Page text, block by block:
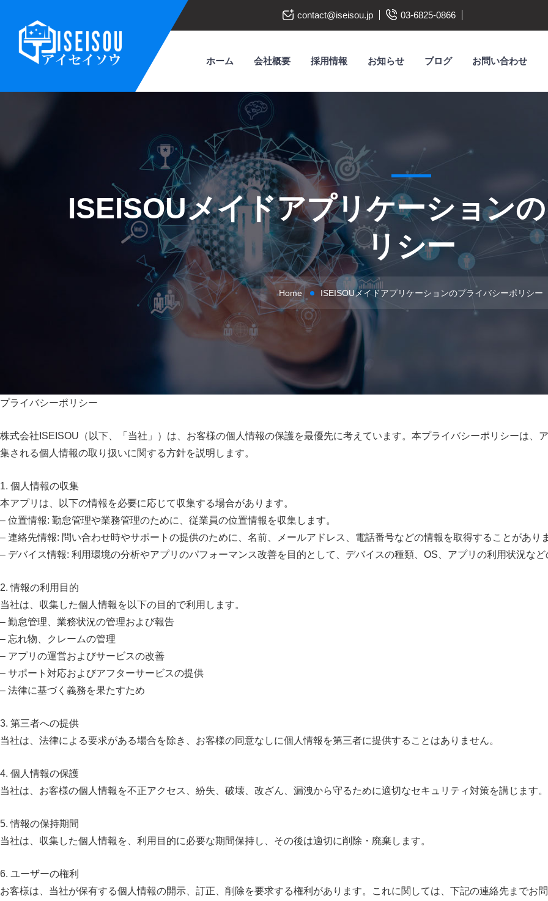
contact@iseisou.jp 03-6825-0866
ホーム 会社概要 採用情報 お知らせ ブログ お問い合わせ
ISEISOUメイドアプリケーション
リシー
Home ISEISOUメイドアプリケーションのプライバシーポリシー
プライバシーポリシー
株式会社ISEISOU（以下、「当社」）は、お客様の個人情報の保護を最優先に考えています。本プライバシーポリシーは、
集される個人情報の取り扱いに関する方針を説明します。
1. 個人情報の収集
本アプリは、以下の情報を必要に応じて収集する場合があります。
– 位置情報: 勤怠管理や業務管理のために、従業員の位置情報を収集します。
– 連絡先情報: 問い合わせ時やサポートの提供のために、名前、メールアドレス、電話番号などの情報を取得することがあり
– デバイス情報: 利用環境の分析やアプリのパフォーマンス改善を目的として、デバイスの種類、OS、アプリの利用状況など
2. 情報の利用目的
当社は、収集した個人情報を以下の目的で利用します。
– 勤怠管理、業務状況の管理および報告
– 忘れ物、クレームの管理
– アプリの運営およびサービスの改善
– サポート対応およびアフターサービスの提供
– 法律に基づく義務を果たすため
3. 第三者への提供
当社は、法律による要求がある場合を除き、お客様の同意なしに個人情報を第三者に提供することはありません。
4. 個人情報の保護
当社は、お客様の個人情報を不正アクセス、紛失、破壊、改ざん、漏洩から守るために適切なセキュリティ対策を講じます。
5. 情報の保持期間
当社は、収集した個人情報を、利用目的に必要な期間保持し、その後は適切に削除・廃棄します。
6. ユーザーの権利
お客様は、当社が保有する個人情報の開示、訂正、削除を要求する権利があります。これに関しては、下記の連絡先までお問